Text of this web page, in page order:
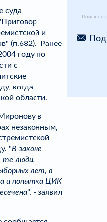
суда
и
(п.682). Ранее
году по
с
когда
области.
в
незаконным,
"В законе
те люди,
лет, в
и попытка ЦИК
", - заявил